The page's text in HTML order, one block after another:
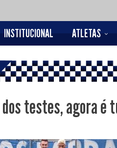
INSTITUCIONAL ATLETAS
testes, agora é